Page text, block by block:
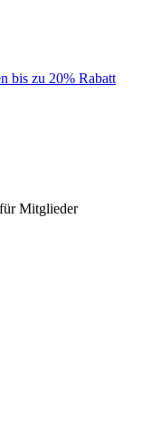
bis zu 20% Rabatt
Mitglieder